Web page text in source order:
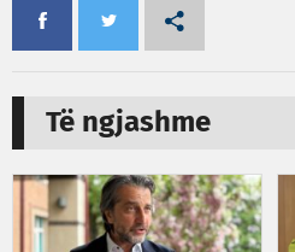
Të ngjashme